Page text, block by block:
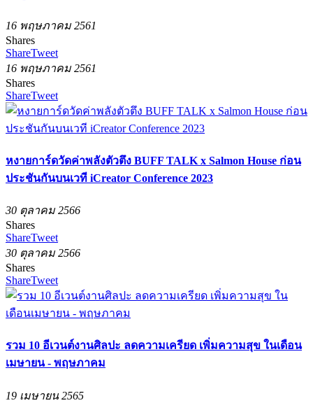
16 พฤษภาคม 2561
Shares
ShareTweet
16 พฤษภาคม 2561
Shares
ShareTweet
หงายการ์ดวัดค่าพลังตัวตึง BUFF TALK x Salmon House ก่อน
ประชันกันบนเวที iCreator Conference 2023
30 ตุลาคม 2566
Shares
ShareTweet
30 ตุลาคม 2566
Shares
ShareTweet
รวม 10 อีเวนต์งานศิลปะ ลดความเครียด เพิ่มความสุข ในเดือน
เมษายน - พฤษภาคม
19 เมษายน 2565